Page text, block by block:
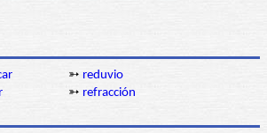
➳ reduvio
➳ refracción